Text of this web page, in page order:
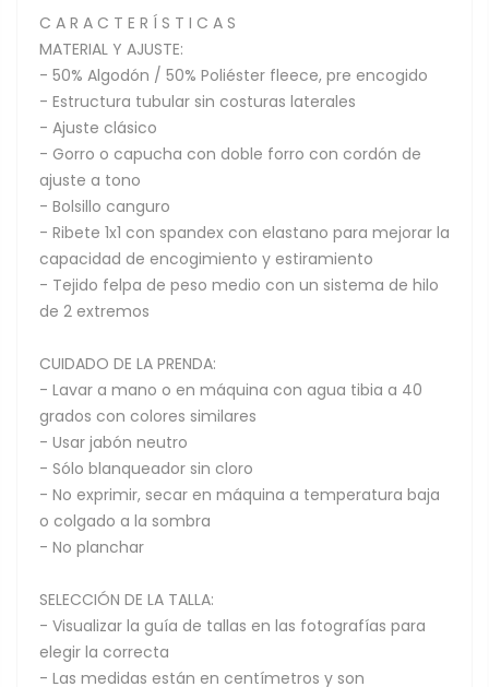
C A R A C T E R Í S T I C A S
MATERIAL Y AJUSTE:
- 50% Algodón / 50% Poliéster fleece, pre encogido
- Estructura tubular sin costuras laterales
- Ajuste clásico
- Gorro o capucha con doble forro con cordón de
ajuste a tono
- Bolsillo canguro
- Ribete 1x1 con spandex con elastano para mejorar la
capacidad de encogimiento y estiramiento
- Tejido felpa de peso medio con un sistema de hilo
de 2 extremos
CUIDADO DE LA PRENDA:
- Lavar a mano o en máquina con agua tibia a 40
grados con colores similares
- Usar jabón neutro
- Sólo blanqueador sin cloro
- No exprimir, secar en máquina a temperatura baja
o colgado a la sombra
- No planchar
SELECCIÓN DE LA TALLA:
- Visualizar la guía de tallas en las fotografías para
elegir la correcta
- Las medidas están en centímetros y son